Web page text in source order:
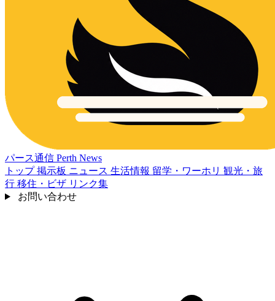
パース通信 Perth News
トップ掲示板 ニュース 生活情報 留学・ワーホリ 観光・旅
行 移住・ビザ リンク集
お問い合わせ